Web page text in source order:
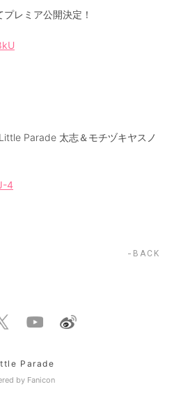
レミア公開決定！
Parade 太志＆モチヅキヤスノ
4
BACK
Parade
by Fanicon